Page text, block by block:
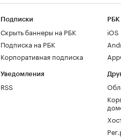
Подписки
Скрыть баннеры на РБК
Подписка на РБК
Корпоративная подписка
Уведомления
RSS
РБК
iOS